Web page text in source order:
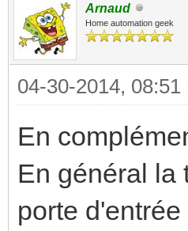
Arnaud
Home automation geek
04-30-2014, 08:51
En
En général la
porte